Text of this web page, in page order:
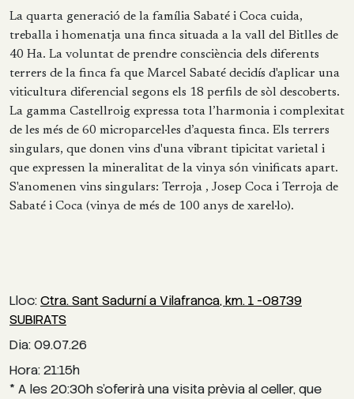
La quarta generació de la família Sabaté i Coca cuida,
treballa i homenatja una finca situada a la vall del Bitlles de
40 Ha. La voluntat de prendre consciència dels diferents
terrers de la finca fa que Marcel Sabaté decidís d'aplicar una
viticultura diferencial segons els 18 perfils de sòl descoberts.
La gamma Castellroig expressa tota l’harmonia i complexitat
de les més de 60 microparcel·les d’aquesta finca. Els terrers
singulars, que donen vins d'una vibrant tipicitat varietal i
que expressen la mineralitat de la vinya són vinificats apart.
S'anomenen vins singulars: Terroja , Josep Coca i Terroja de
Sabaté i Coca (vinya de més de 100 anys de xarel·lo).
Lloc:Ctra. Sant Sadurní a Vilafranca, km. 1 -08739
SUBIRATS
Dia: 09.07.26
Hora: 21:15h
* A les 20:30h s’oferirà una visita prèvia al celler, que